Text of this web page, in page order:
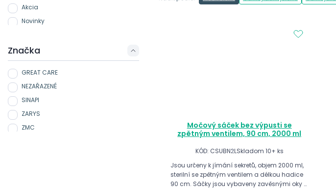
Akcia
Novinky
Značka
GREAT CARE
NEZAŘAZENÉ
SINAPI
ZARYS
ZMC
Močový sáček bez výpusti se
zpětným ventilem, 90 cm, 2000 ml
KÓD: CSUBN2LSkladom 10+ ks
Jsou určeny k jímání sekretů, objem 2000 ml,
sterilní se zpětným ventilem a délkou hadice
90 cm. Sáčky jsou vybaveny zavěsnými oky k